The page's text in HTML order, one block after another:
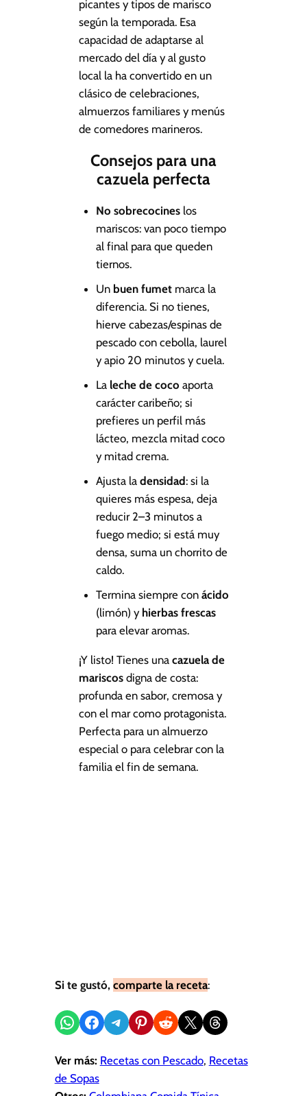
picantes y tipos de marisco
según la temporada. Esa
capacidad de adaptarse al
mercado del día y al gusto
local la ha convertido en un
clásico de celebraciones,
almuerzos familiares y menús
de comedores marineros.
Consejos para una
cazuela perfecta
No sobrecocineslos
mariscos: van poco tiempo
al final para que queden
tiernos.
Un buen fumetmarca la
diferencia. Si no tienes,
hierve cabezas/espinas de
pescado con cebolla, laurel
y apio 20 minutos y cuela.
La leche de coco aporta
carácter caribeño; si
prefieres un perfil más
lácteo, mezcla mitad coco
y mitad crema.
Ajusta la densidad: si la
quieres más espesa, deja
reducir 2–3 minutos a
fuego medio; si está muy
densa, suma un chorrito de
caldo.
Termina siempre con ácido
(limón) y hierbas frescas
para elevar aromas.
¡Y listo! Tienes unacazuela de
mariscos digna de costa:
profunda en sabor, cremosa y
con el mar como protagonista.
Perfecta para un almuerzo
especial o para celebrar con la
familia el fin de semana.
Si te gustó, comparte la receta:
Compartir en WhatsApp
Compartir en Facebook
Compartir en Telegram
Compartir en Pinterest
Compartir en Reddit
Compartir en X Share on Threads
Ver más: Recetas con Pescado, Recetas
de Sopas